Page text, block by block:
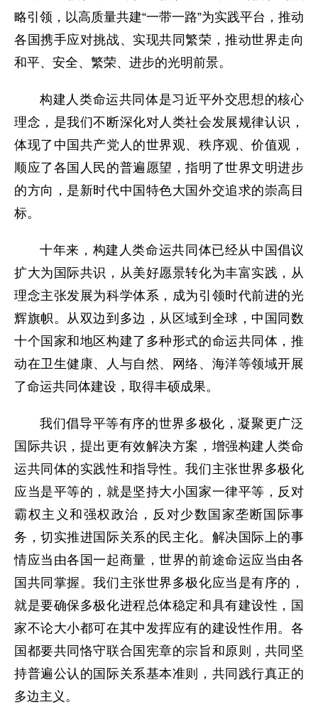
略引领，以高质量共建“一带一路”为实践平台，推动
各国携手应对挑战、实现共同繁荣，推动世界走向
和平、安全、繁荣、进步的光明前景。
构建人类命运共同体是习近平外交思想的核心
理念，是我们不断深化对人类社会发展规律认识，
体现了中国共产党人的世界观、秩序观、价值观，
顺应了各国人民的普遍愿望，指明了世界文明进步
的方向，是新时代中国特色大国外交追求的崇高目
标。
十年来，构建人类命运共同体已经从中国倡议
扩大为国际共识，从美好愿景转化为丰富实践，从
理念主张发展为科学体系，成为引领时代前进的光
辉旗帜。从双边到多边，从区域到全球，中国同数
十个国家和地区构建了多种形式的命运共同体，推
动在卫生健康、人与自然、网络、海洋等领域开展
了命运共同体建设，取得丰硕成果。
我们倡导平等有序的世界多极化，凝聚更广泛
国际共识，提出更有效解决方案，增强构建人类命
运共同体的实践性和指导性。我们主张世界多极化
应当是平等的，就是坚持大小国家一律平等，反对
霸权主义和强权政治，反对少数国家垄断国际事
务，切实推进国际关系的民主化。解决国际上的事
情应当由各国一起商量，世界的前途命运应当由各
国共同掌握。我们主张世界多极化应当是有序的，
就是要确保多极化进程总体稳定和具有建设性，国
家不论大小都可在其中发挥应有的建设性作用。各
国都要共同恪守联合国宪章的宗旨和原则，共同坚
持普遍公认的国际关系基本准则，共同践行真正的
多边主义。